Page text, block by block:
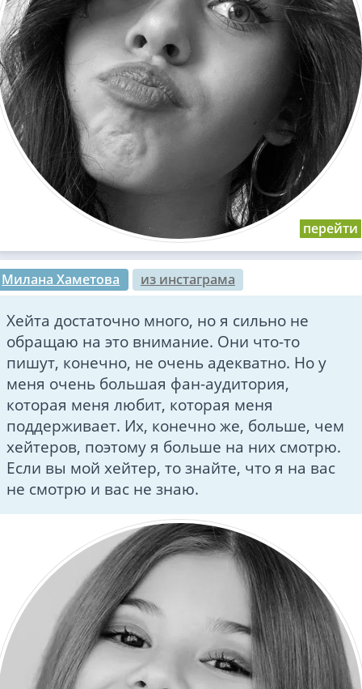
Милана Хаметова из инстаграма
Хейта достаточно много, но я сильно не
обращаю на это внимание. Они что-то
пишут, конечно, не очень адекватно. Но у
меня очень большая фан-аудитория,
которая меня любит, которая меня
поддерживает. Их, конечно же, больше, чем
хейтеров, поэтому я больше на них смотрю.
Если вы мой хейтер, то знайте, что я на вас
не смотрю и вас не знаю.